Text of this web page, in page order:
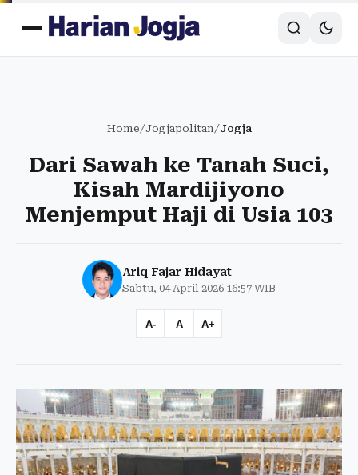
Home/Jogjapolitan/Jogja
Dari Sawah ke Tanah Suci,
Kisah Mardijiyono
Menjemput Haji di Usia 103
Ariq Fajar Hidayat
Sabtu, 04 April 2026 16:57 WIB
A- A A+